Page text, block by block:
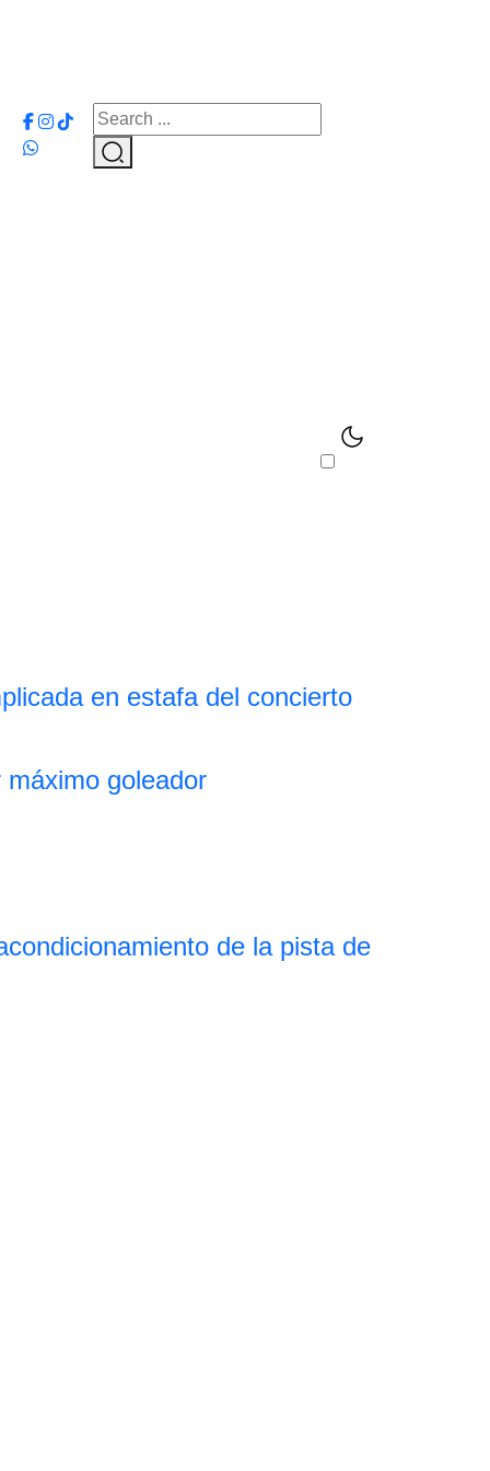
en estafa del concierto
máximo goleador
de la pista de